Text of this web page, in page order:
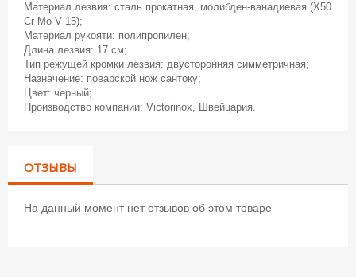
Материал лезвия: сталь прокатная, молибден-ванадиевая (X50
Cr Mo V 15);
Материал рукояти: полипропилен;
Длина лезвия: 17 см;
Тип режущей кромки лезвия: двусторонняя симметричная;
Назначение: поварской нож сантоку;
Цвет: черный;
Производство компании: Victorinox, Швейцария.
ОТЗЫВЫ
На данный момент нет отзывов об этом товаре